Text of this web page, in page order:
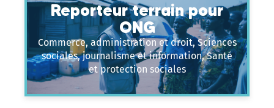
Reporteur terrain pour
ONG
Commerce, administration et droit, Sciences
sociales, journalisme et information, Santé
et protection sociales